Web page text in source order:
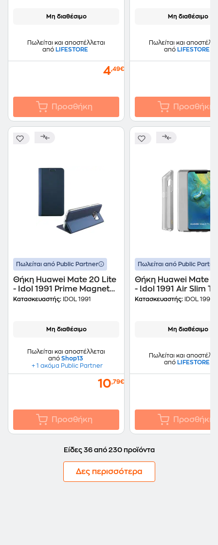
Μη διαθέσιμο
Πωλείται και αποστέλλεται
από LIFESTORE
4,49€
Προσθήκη
Μη διαθέσιμο
Πωλείται και
από LIFESTORE
Προσθήκη
Πωλείται από Public Partner
Θήκη Huawei Mate 20 Lite
- Idol 1991 Prime Magnet
Book Stand - Dark Blue
Κατασκευαστής: IDOL 1991
Μη διαθέσιμο
Πωλείται και αποστέλλεται
από Shop13
+ 1 ακόμα Public Partner
10,79€
Προσθήκη
Πωλείται από Public
Θήκη Huawei Mate
- Idol 1991 Air Slim
Διάφανο Γκρι
Κατασκευαστής: IDOL 1991
Μη διαθέσιμο
Πωλείται και
από LIFESTORE
Προσθήκη
Είδες 36 από 230 προϊόντα
Δες περισσότερα